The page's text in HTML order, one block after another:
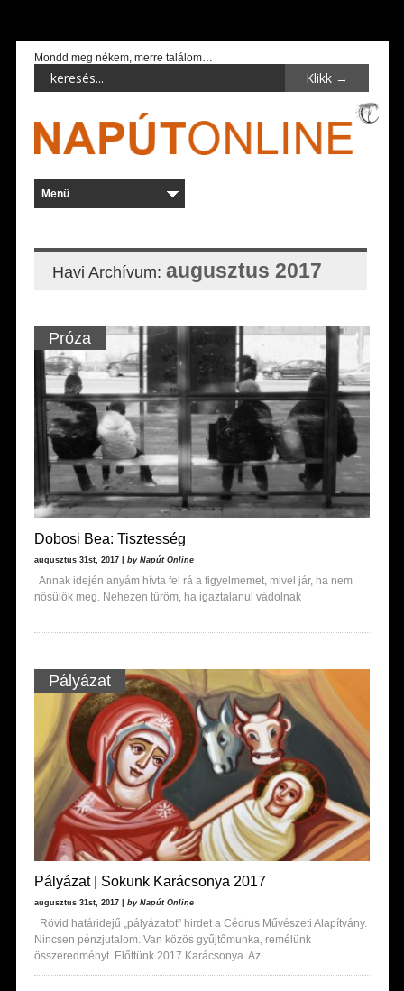
Mondd meg nékem, merre találom…
Havi Archívum: augusztus 2017
Próza
Dobosi Bea: Tisztesség
augusztus 31st, 2017 | by Napút Online
Annak idején anyám hívta fel rá a figyelmemet, mivel jár, ha nem
nősülök meg. Nehezen tűröm, ha igaztalanul vádolnak
Pályázat
Pályázat | Sokunk Karácsonya 2017
augusztus 31st, 2017 | by Napút Online
Rövid határidejű „pályázatot” hirdet a Cédrus Művészeti Alapítvány.
Nincsen pénzjutalom. Van közös gyűjtőmunka, remélünk
összeredményt. Előttünk 2017 Karácsonya. Az